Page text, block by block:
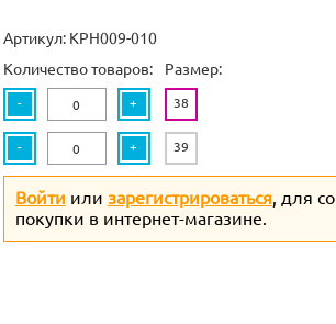
Артикул: KPH009-010
Количество товаров:
- +
- +
Размер:
38
39
Войти или зарегистрироваться, для
покупки в интернет-магазине.